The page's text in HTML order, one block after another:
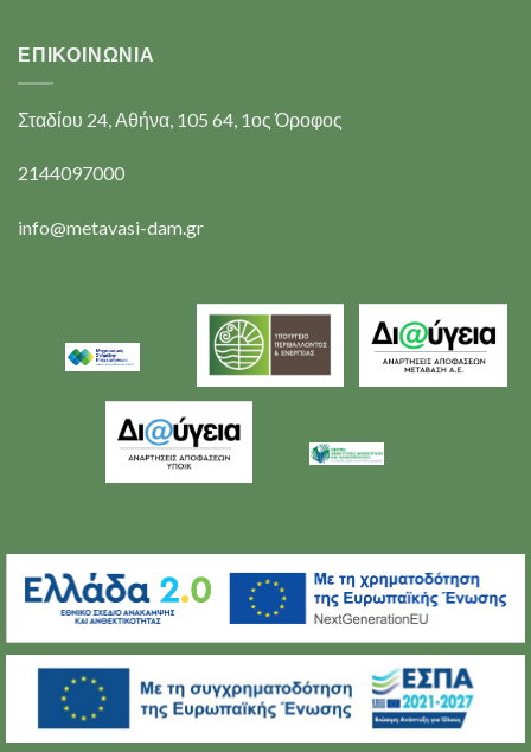
ΕΠΙΚΟΙΝΩΝΊΑ
Σταδίου 24, Αθήνα, 105 64, 1ος Όροφος
2144097000
info@metavasi-dam.gr